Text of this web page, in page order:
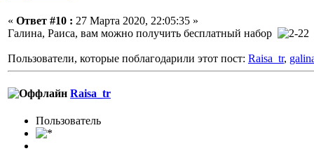
« Ответ #10 : 27 Марта 2020, 22:05:35 »
Галина, Раиса, вам можно получить бесплатный набор
Пользователи, которые поблагодарили этот пост: Raisa_tr,
Raisa_tr
Пользовaтeль